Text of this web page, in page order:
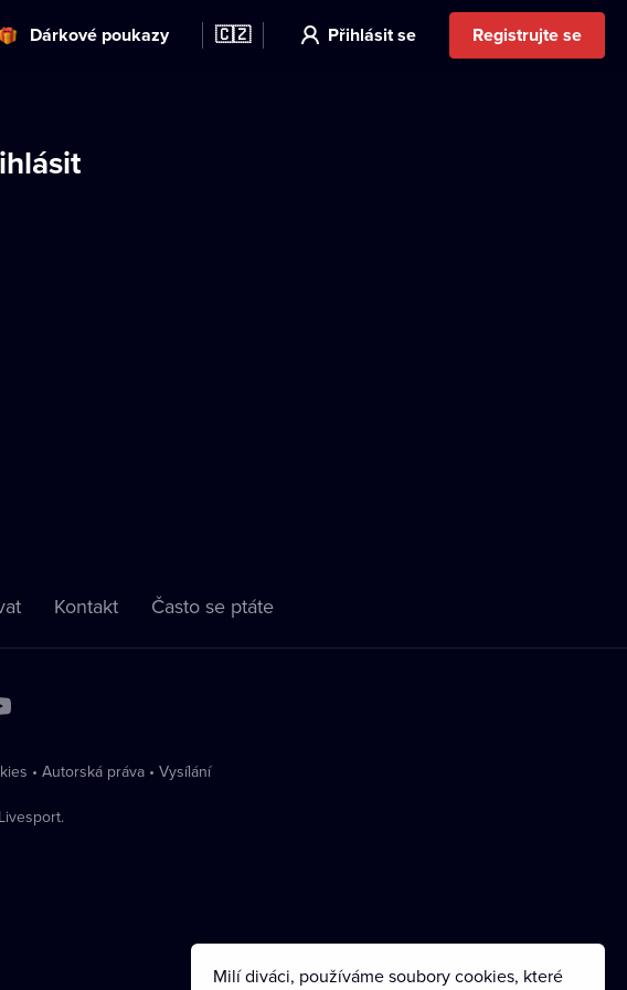
Dárkové poukazy 🇨🇿 Přihlásit se Registrujte se
Kontakt Často se ptáte
• Autorská práva • Vysílání
Milí diváci, používáme soubory cookies, které